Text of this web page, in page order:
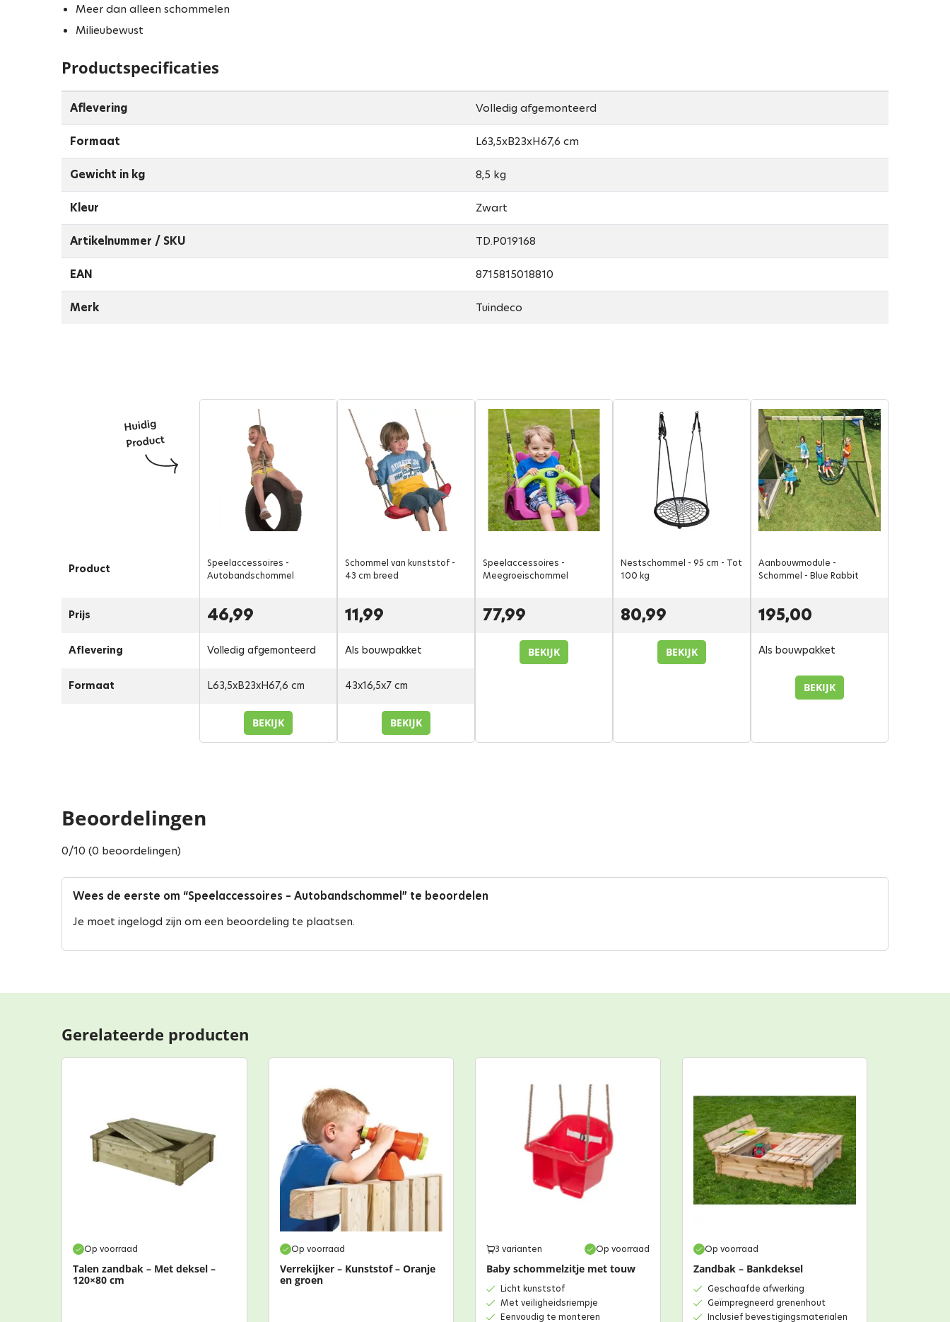
Meer dan alleen schommelen
Milieubewust
Productspecificaties
Aflevering Volledig afgemonteerd
Formaat L63,5xB23xH67,6 cm
Gewicht in kg 8,5 kg
Kleur Zwart
Artikelnummer / SKU TD.P019168
EAN 8715815018810
Merk Tuindeco
Product
Prijs
Aflevering
Formaat
Speelaccessoires -
Autobandschommel
46,99
Volledig afgemonteerd
L63,5xB23xH67,6 cm
BEKIJK
Schommel van kunststof -
43 cm breed
11,99
Als bouwpakket
43x16,5x7 cm
BEKIJK
Speelaccessoires -
Meegroeischommel
77,99
BEKIJK
Nestschommel - 95 cm - Tot
100 kg
80,99
BEKIJK
Aanbouwmodule -
Schommel - Blue Rabbit
195,00
Als bouwpakket
BEKIJK
Beoordelingen
0/10 (0 beoordelingen)
Wees de eerste om “Speelaccessoires – Autobandschommel” te beoordelen
Je moet ingelogd zijn om een beoordeling te plaatsen.
Gerelateerde producten
Op voorraad
Talen zandbak – Met deksel –
120×80 cm
Op voorraad
Verrekijker – Kunststof – Oranje
en groen
3 varianten Op voorraad
Baby schommelzitje met touw
Licht kunststof
Met veiligheidsriempje
Eenvoudig te monteren
Op voorraad
Zandbak – Bankdeksel
Geschaafde afwerking
Geïmpregneerd grenenhout
Inclusief bevestigingsmaterialen